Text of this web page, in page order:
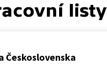
listy
Československa